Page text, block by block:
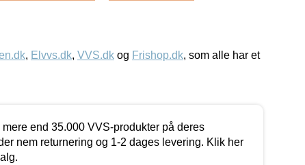
, Elvvs.dk, VVS.dk og Frishop.dk, som alle har et
end 35.000 VVS-produkter på deres
nem returnering og 1-2 dages levering. Klik her